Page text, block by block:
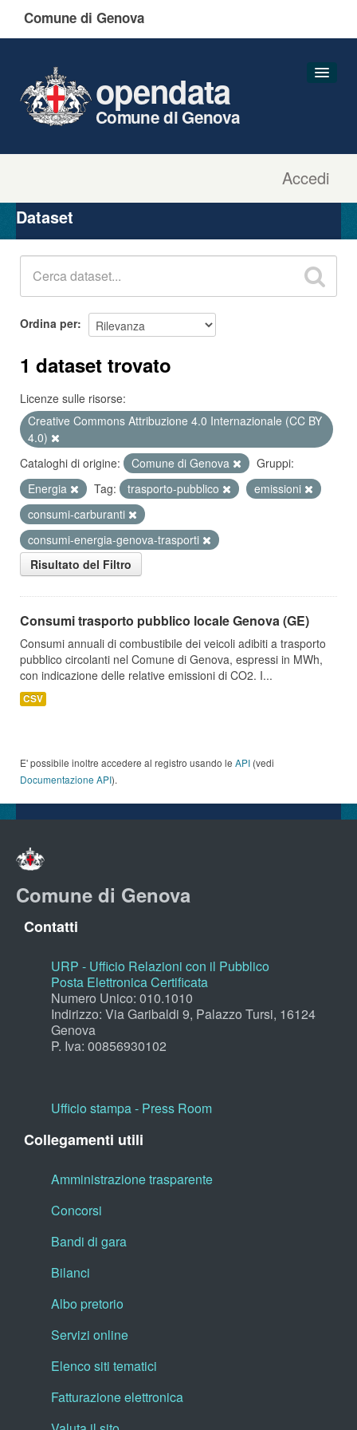
Comune di Genova
Accedi
opendata
Comune di Genova
Organizzazioni
Gruppi
Dataset
Ordina per
1 dataset trovato
Licenze sulle risorse:
Creative Commons Attribuzione 4.0 Internazionale (CC BY
4.0)
Cataloghi di origine:
Comune di Genova
Gruppi:
Energia
Tag: trasporto-pubblico
emissioni
consumi-carburanti
consumi-energia-genova-trasporti
Risultato del Filtro
Consumi trasporto pubblico locale Genova (GE)
Consumi annuali di combustibile dei veicoli adibiti a trasporto
pubblico circolanti nel Comune di Genova, espressi in MWh,
con indicazione delle relative emissioni di CO2. I...
CSV
E' possibile inoltre accedere al registro usando le API (vedi
Documentazione API).
Comune di Genova
Contatti
URP - Ufficio Relazioni con il Pubblico
Posta Elettronica Certificata
Numero Unico: 010.1010
Indirizzo: Via Garibaldi 9, Palazzo Tursi, 16124
Genova
P. Iva: 00856930102
Ufficio stampa - Press Room
Collegamenti utili
Amministrazione trasparente
Concorsi
Bandi di gara
Bilanci
Albo pretorio
Servizi online
Elenco siti tematici
Fatturazione elettronica